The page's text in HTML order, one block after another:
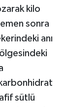
kilo
sonra
anı
sütlü